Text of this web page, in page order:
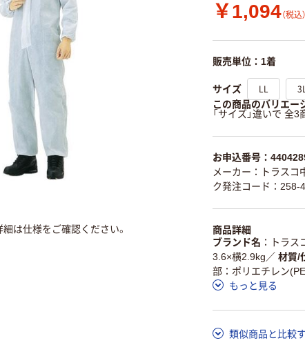
￥1,094（税込）
販売単位：1着
サイズ LL 3L
この商品のバリエー
「サイズ」違いで 全3
お申込番号：
メーカー：トラスコ
ク発注コード：258-
商品詳細
ブランド名
トラス
3.6×横2.9kg ／ 材質/
部：ポリエチレン
もっと見る
類似商品と比較
は仕様をご確認ください。